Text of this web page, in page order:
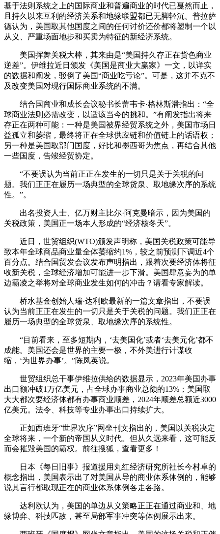
基于法则系统之上的国际商业和普遍商业的时代已戛然而止，
且持久以来互利的经济关系和地缘联盟都已无脚轻沉。普拉萨
德认为，美国取其他国度之间的任何讨价还价都将塑制一个以
从义、严重场面地步和买卖为特征的新经济系统。
美国挥舞关税大棒，其来由是“美国持久存正在货色商业
逆差”。伊维拉近日颁发《美国是商业大赢家》一文，以详实
的数据和阐发，驳倒了美国“商业吃亏论”。可是，这并不克不
及改变美国对现行国际商业系统的不满。
结合国商业和成长会议秘书长蕾韦卡·格林斯潘指出：“全
球商业法则必需改变，以适该当今的挑和。”有阐发指出将来
存正在两种可能：一种是美国被界经贸系统之外，美国市场日
益孤立和萎缩，最终将正在全球供应链和价值链上的话语权；
另一种是美国取部门国度，好比和墨西哥为焦点，再结合其他
一些国度，告竣经贸协定。
“不要误认为当前正正在发生的一切只是关于关税的问
题。我们正正在履历一场典型的全球货泉、取地缘次序的系统
性。”。
出名投资人士、亿万财主比尔·阿克曼暗示，因为美国的
关税政策，美国正一场本人形成的“经济核冬天”。
近日，世贸组织(WTO)颁发声明称，美国关税政策可能导
致本年全球商品商业量全体萎缩约1%，较之前预测下调近4个
百分点。结合国贸发会议发布声明指出，跟着次要经济体将征
收新关税，全球经济增加可能进一步下滑。美国肆意妄为的单
边霸凌之举将对全球商业发生如何的冲击？请看专家解读。
桥水基金创始人瑞·达利欧最新的一篇文章指出，不要误
认为当前正正在发生的一切只是关于关税的问题。我们正正在
履历一场典型的全球货泉、取地缘次序的系统性。
“目前看来，至多短期内，‘去美国化’或者‘去美元化’都不
成能。美国还会是世界的主要一极，不外美进行计谋收
缩，‘为世界办事’。”陈凤英说。
世贸组织总干事伊维拉供给的数据显示，2023年美国办事
出口额冲破1万亿美元，占全球办事商业总额的13%；美国取
大大都次要经济体都有办事商业顺差，2024年顺差总额近3000
亿美元。法令、科技等专业办事出口持续扩大。
正如西班牙“世界次序”网坐刊文指出的，美国以关税决定
全球将来，一个新的帝国从义时代。但从久远来看，这可能反
而会摧毁美国的霸权。前往搜狐，查看更多！
日本《每日旧事》报道援用丸红经济研究所社长今村卓的
概念指出，美国表示出了对美国从导的商业体系体例的，能够
说其言行都取现正在的商业体系体例各走各路。
达利欧认为，美国的单边从义策略正正在通过商业和、地
缘博弈、科技匹敌，甚至局部军事冲突等体例展示出来。